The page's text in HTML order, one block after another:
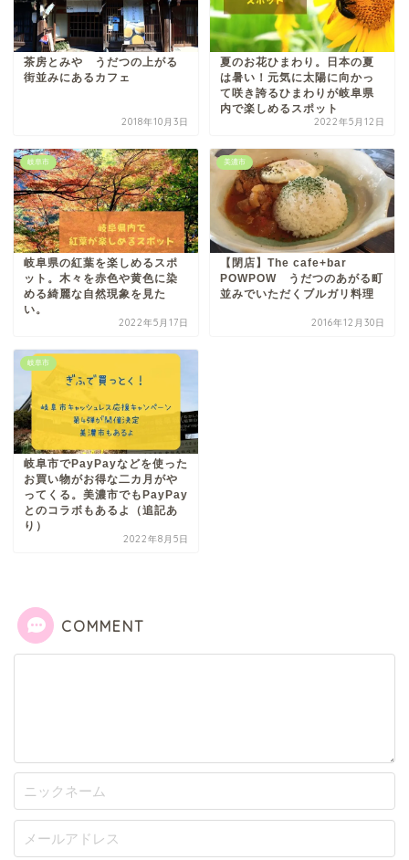
茶房とみや うだつの上がる
街並みにあるカフェ
2018年10月3日
夏のお花ひまわり。日本の夏
は暑い！元気に太陽に向かっ
て咲き誇るひまわりが岐阜県
内で楽しめるスポット
2022年5月12日
岐阜市
岐阜県の紅葉を楽しめるスポ
ット。木々を赤色や黄色に染
める綺麗な自然現象を見た
い。
2022年5月17日
美濃市
【閉店】The cafe+bar
POWPOW うだつのあがる町
並みでいただくブルガリ料理
2016年12月30日
岐阜市
岐阜市でPayPayなどを使った
お買い物がお得な二カ月がや
ってくる。美濃市でもPayPay
とのコラボもあるよ（追記あ
り）
2022年8月5日
COMMENT